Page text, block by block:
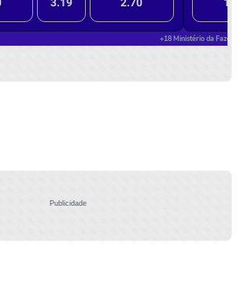
Publicidade